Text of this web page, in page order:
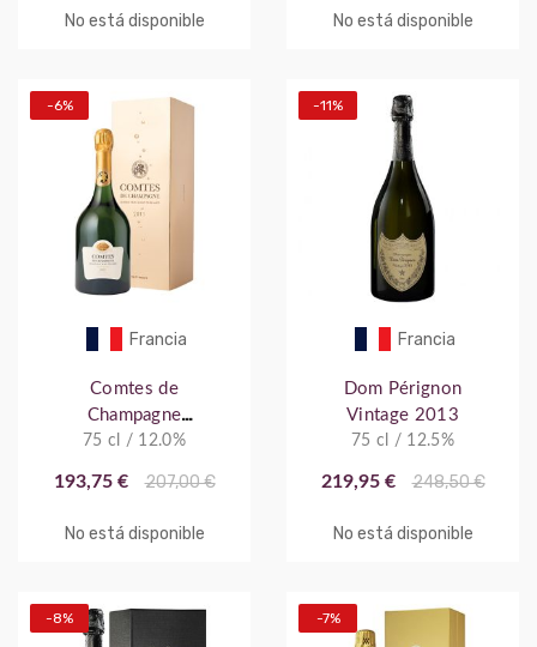
No está disponible No está disponible
Francia
-6%
Comtes de
Champagne
Taittinger Blanc de
75 cl / 12.0%
193,75 € 207,00 €
No está disponible
Francia
-11%
Dom Pérignon
Vintage 2013
75 cl / 12.5%
219,95 € 248,50 €
No está disponible
-8% -7%